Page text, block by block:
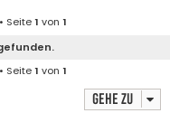
Seite1 von 1
Seite1 von 1
Gehe zu